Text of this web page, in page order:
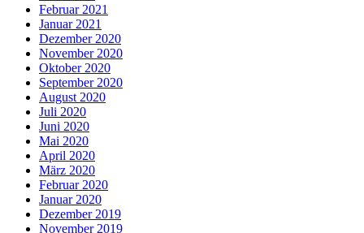
Februar 2021
Januar 2021
Dezember 2020
November 2020
Oktober 2020
September 2020
August 2020
Juli 2020
Juni 2020
Mai 2020
April 2020
März 2020
Februar 2020
Januar 2020
Dezember 2019
November 2019